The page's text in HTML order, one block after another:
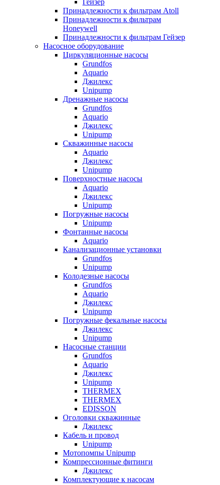
Гейзер
Принадлежности к фильтрам Atoll
Принадлежности к фильтрам
Honeywell
Принадлежности к фильтрам Гейзер
Насосное оборудование
Циркуляционные насосы
Grundfos
Aquario
Джилекс
Unipump
Дренажные насосы
Grundfos
Aquario
Джилекс
Unipump
Скважинные насосы
Aquario
Джилекс
Unipump
Поверхностные насосы
Aquario
Джилекс
Unipump
Погружные насосы
Unipump
Фонтанные насосы
Aquario
Канализационные установки
Grundfos
Unipump
Колодезные насосы
Grundfos
Aquario
Джилекс
Unipump
Погружные фекальные насосы
Джилекс
Unipump
Насосные станции
Grundfos
Aquario
Джилекс
Unipump
THERMEX
THERMEX
EDISSON
Оголовки скважинные
Джилекс
Кабель и провод
Unipump
Мотопомпы Unipump
Компрессионные фитинги
Джилекс
Комплектующие к насосам